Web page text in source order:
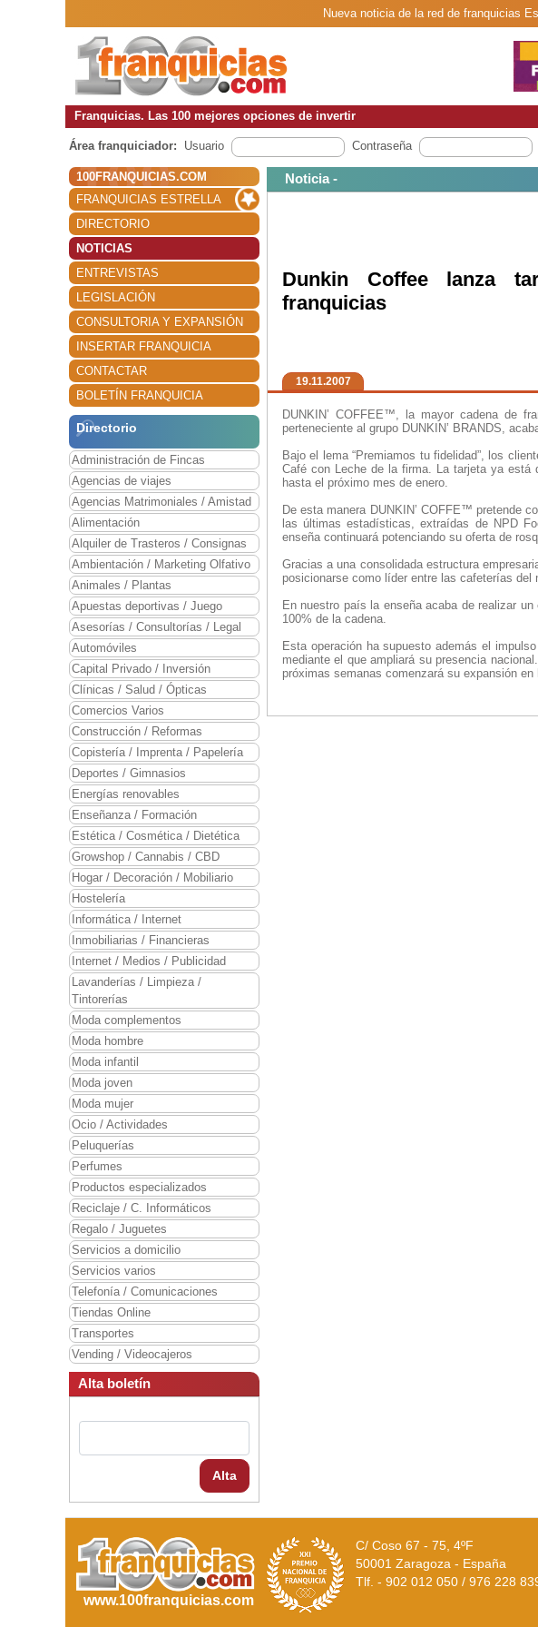
Nueva noticia de la red de franquicias
Franquicias. Las 100 mejores opciones de invertir
Área franquiciador: Usuario Contraseña
100FRANQUICIAS.COM
FRANQUICIAS ESTRELLA
DIRECTORIO
NOTICIAS
ENTREVISTAS
LEGISLACIÓN
CONSULTORIA Y EXPANSIÓN
INSERTAR FRANQUICIA
CONTACTAR
BOLETÍN FRANQUICIA
Directorio
Administración de Fincas
Agencias de viajes
Agencias Matrimoniales / Amistad
Alimentación
Alquiler de Trasteros / Consignas
Ambientación / Marketing Olfativo
Animales / Plantas
Apuestas deportivas / Juego
Asesorías / Consultorías / Legal
Automóviles
Capital Privado / Inversión
Clínicas / Salud / Ópticas
Comercios Varios
Construcción / Reformas
Copistería / Imprenta / Papelería
Deportes / Gimnasios
Energías renovables
Enseñanza / Formación
Estética / Cosmética / Dietética
Growshop / Cannabis / CBD
Hogar / Decoración / Mobiliario
Hostelería
Informática / Internet
Inmobiliarias / Financieras
Internet / Medios / Publicidad
Lavanderías / Limpieza /
Tintorerías
Moda complementos
Moda hombre
Moda infantil
Moda joven
Moda mujer
Ocio / Actividades
Peluquerías
Perfumes
Productos especializados
Reciclaje / C. Informáticos
Regalo / Juguetes
Servicios a domicilio
Servicios varios
Telefonía / Comunicaciones
Tiendas Online
Transportes
Vending / Videocajeros
Alta boletín
Alta
Noticia -
Dunkin Coffee lanza
franquicias
19.11.2007
DUNKIN’ COFFEE™, la mayor cadena de
perteneciente al grupo DUNKIN’ BRANDS,
Bajo el lema “Premiamos tu fidelidad”, los
Café con Leche de la firma. La tarjeta ya está
hasta el próximo mes de enero.
De esta manera DUNKIN’ COFFE™ pretende
las últimas estadísticas, extraídas de NPD
enseña continuará potenciando su oferta de
Gracias a una consolidada estructura
posicionarse como líder entre las cafeterías
En nuestro país la enseña acaba de realizar
100% de la cadena.
Esta operación ha supuesto además el
mediante el que ampliará su presencia
próximas semanas comenzará su expansión
www.100franquicias.com
C/ Coso 67 - 75, 4ºF
50001 Zaragoza - España
Tlf. - 902 012 050 / 976 228